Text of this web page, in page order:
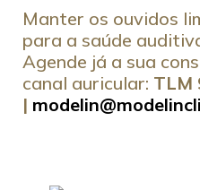
Manter os ouvidos
para a saúde
Agende já a sua
canal auricular: TLM
|